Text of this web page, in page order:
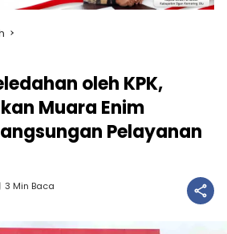
oleh KPK,
Muara Enim
Pelayanan
3 Min Baca